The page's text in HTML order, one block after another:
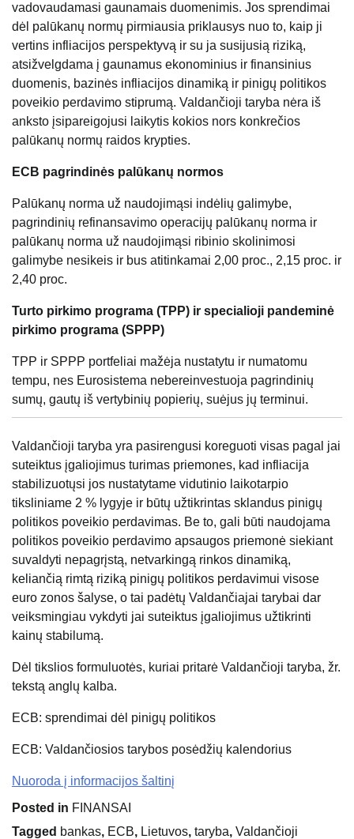
vadovaudamasi gaunamais duomenimis. Jos sprendimai
dėl palūkanų normų pirmiausia priklausys nuo to, kaip ji
vertins infliacijos perspektyvą ir su ja susijusią riziką,
atsižvelgdama į gaunamus ekonominius ir finansinius
duomenis, bazinės infliacijos dinamiką ir pinigų politikos
poveikio perdavimo stiprumą. Valdančioji taryba nėra iš
anksto įsipareigojusi laikytis kokios nors konkrečios
palūkanų normų raidos krypties.
ECB pagrindinės palūkanų normos
Palūkanų norma už naudojimąsi indėlių galimybe,
pagrindinių refinansavimo operacijų palūkanų norma ir
palūkanų norma už naudojimąsi ribinio skolinimosi
galimybe nesikeis ir bus atitinkamai 2,00 proc., 2,15 proc. ir
2,40 proc.
Turto pirkimo programa (TPP) ir specialioji pandeminė
pirkimo programa (SPPP)
TPP ir SPPP portfeliai mažėja nustatytu ir numatomu
tempu, nes Eurosistema nebereinvestuoja pagrindinių
sumų, gautų iš vertybinių popierių, suėjus jų terminui.
Valdančioji taryba yra pasirengusi koreguoti visas pagal jai
suteiktus įgaliojimus turimas priemones, kad infliacija
stabilizuotųsi jos nustatytame vidutinio laikotarpio
tiksliniame 2 % lygyje ir būtų užtikrintas sklandus pinigų
politikos poveikio perdavimas. Be to, gali būti naudojama
politikos poveikio perdavimo apsaugos priemonė siekiant
suvaldyti nepagrįstą, netvarkingą rinkos dinamiką,
keliančią rimtą riziką pinigų politikos perdavimui visose
euro zonos šalyse, o tai padėtų Valdančiajai tarybai dar
veiksmingiau vykdyti jai suteiktus įgaliojimus užtikrinti
kainų stabilumą.
Dėl tikslios formuluotės, kuriai pritarė Valdančioji taryba, žr.
tekstą anglų kalba.
ECB: sprendimai dėl pinigų politikos
ECB: Valdančiosios tarybos posėdžių kalendorius
Nuoroda į informacijos šaltinį
Posted in FINANSAI
Tagged bankas, ECB, Lietuvos, taryba, Valdančioji